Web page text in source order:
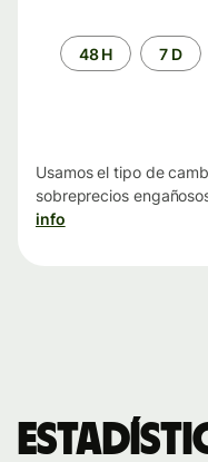
Periodo48 H 7 D
Usamos el tipo de
sobreprecios
info